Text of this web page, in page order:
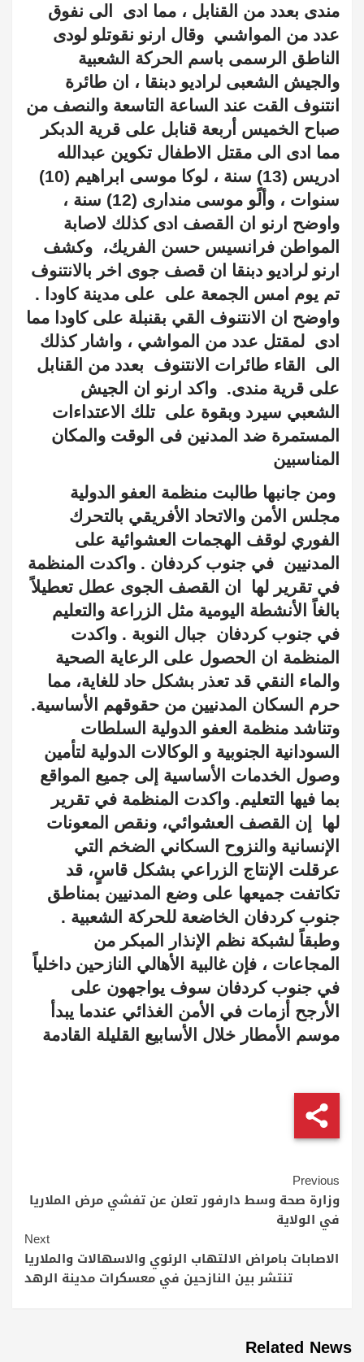
مندى بعدد من القنابل ، مما ادى
الى نفوق
عدد من المواشىي وقال ارنو نقوتلو لودى
الناطق الرسمى باسم الحركة الشعبية
والجيش الشعبى لراديو دبنقا ، ان طائرة
انتنوف القت عند الساعة التاسعة والنصف من
صباح الخميس أربعة قنابل على قرية الدبكر
مما ادى الى مقتل الاطفال تكوين عبدالله
ادريس (13) سنة ، لوكا موسى ابراهيم (10)
سنوات ، وألًو موسى مندارى (12) سنة ،
واوضح ارنو ان القصف ادى كذلك لاصابة
المواطن فرانسيس حسن الفريك، وكشف
ارنو لراديو دبنقا ان قصف جوى اخر بالانتنوف
تم يوم امس الجمعة على على مدينة كاودا .
واوضح ان الانتنوف القي بقنبلة على كاودا مما
ادى لمقتل عدد من المواشي ، واشار كذلك
الى
القاء طائرات الانتنوف بعدد من القنابل
على قرية مندى. واكد ارنو ان الجيش
الشعبي سيرد وبقوة على تلك الاعتداءات
المستمرة ضد المدنين فى الوقت والمكان
المناسبين
ومن جانبها طالبت منظمة العفو الدولية
مجلس الأمن والاتحاد الأفريقي بالتحرك
الفوري لوقف الهجمات العشوائية على
المدنيين في جنوب كردفان . واكدت المنظمة
في تقرير لها
ان القصف الجوى عطل تعطيلاً
بالغاً الأنشطة اليومية مثل الزراعة والتعليم
في جنوب كردفان جبال النوبة . واكدت
المنظمة ان الحصول على الرعاية الصحية
والماء النقي قد تعذر بشكل حاد للغاية، مما
حرم السكان المدنيين من حقوقهم الأساسية.
وتناشد منظمة العفو الدولية السلطات
السودانية الجنوبية و الوكالات الدولية لتأمين
وصول الخدمات الأساسية إلى جميع المواقع
بما فيها التعليم. واكدت المنظمة في تقرير
لها
إن القصف العشوائي، ونقص المعونات
الإنسانية والنزوح السكاني الضخم التي
عرقلت الإنتاج الزراعي بشكل قاسٍ، قد
تكاتفت جميعها على وضع المدنيين بمناطق
جنوب كردفان الخاضعة للحركة الشعبية .
وطبقاً لشبكة نظم الإنذار المبكر من
المجاعات ، فإن غالبية الأهالي النازحين داخلياً
في جنوب كردفان سوف يواجهون على
الأرجح أزمات في الأمن الغذائي عندما يبدأ
موسم الأمطار خلال الأسابيع القليلة القادمة
Continue
Reading
Previous
وزارة صحة وسط دارفور تعلن عن تفشي مرض الملاريا
في الولاية
Next
الاصابات بامراض الالتهاب الرئوي والاسهالات والملاريا
تنتشر بين النازحين في معسكرات مدينة الرهد
Related News